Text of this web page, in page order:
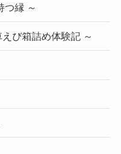
つ縁 ～
び箱詰め体験記 ～